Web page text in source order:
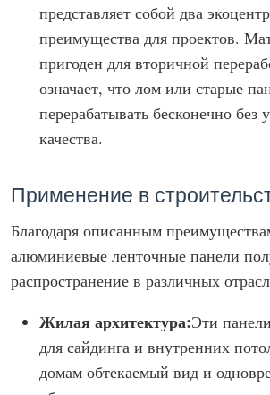
представляет собой два
преимущества для проектов.
пригоден для вторичной
означает, что лом или старые
перерабатывать бесконечно без
качества.
Применение в
Благодаря описанным
алюминиевые ленточные панели
распространение в различных
Жилая архитектура:Эти
для сайдинга и внутренних
домам обтекаемый вид и